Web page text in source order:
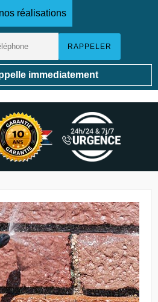
réalisations
immediatement